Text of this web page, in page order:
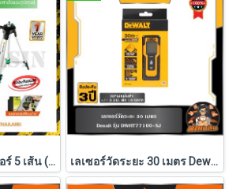
เครื่องวัดระดับเลเซอร์ 5 เส้น (พร้อมชุดขาตั้ง) PUMPKIN แสงสีเขียว รุ่น PTT-LSG5E (28267) เลเซอร์วัดระยะ 30 เมตร Dewalt (DWHT77100-XJ)